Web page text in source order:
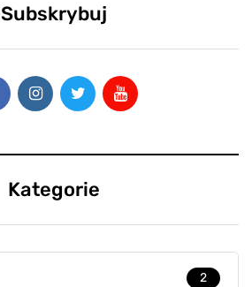
Subskrybuj
Kategorie
2